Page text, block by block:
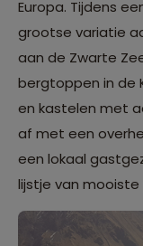
Europa. Tijdens
grootse variatie
aan de Zwarte
bergtoppen in de
en kastelen met
af met een
een lokaal
lijstje van mooiste